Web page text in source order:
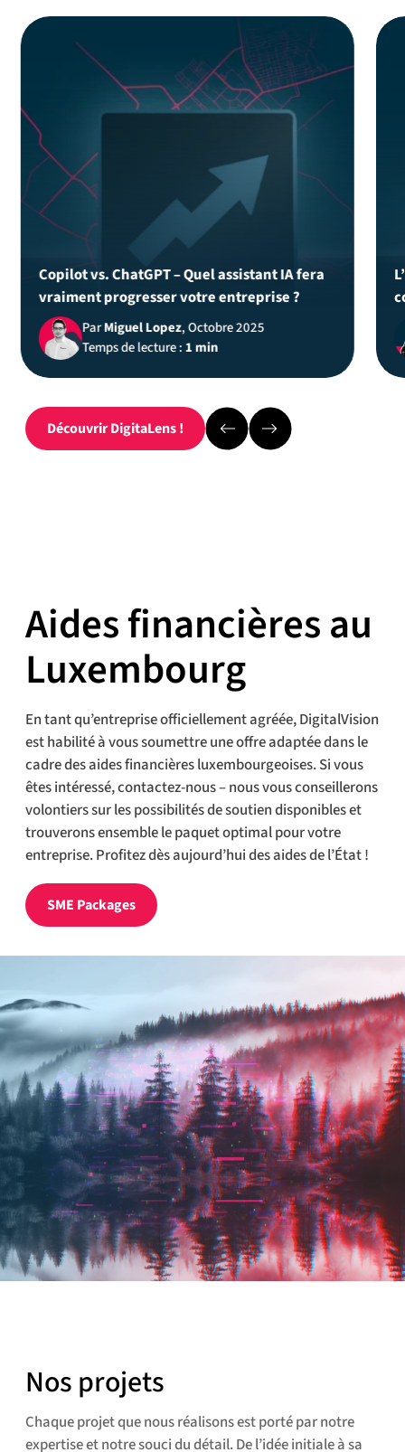
Copilot vs. ChatGPT – Quel assistant IA fera
vraiment progresser votre entreprise ?
ParMiguel Lopez, Octobre 2025
Temps de lecture :1 min
Découvrir DigitaLens !
Aides financières au
Luxembourg
En tant qu’entreprise officiellement agréée, DigitalVision
est habilité à vous soumettre une offre adaptée dans le
cadre des aides financières luxembourgeoises. Si vous
êtes intéressé, contactez-nous – nous vous conseillerons
volontiers sur les possibilités de soutien disponibles et
trouverons ensemble le paquet optimal pour votre
entreprise. Profitez dès aujourd’hui des aides de l’État !
SME Packages
Nos projets
Chaque projet que nous réalisons est porté par notre
expertise et notre souci du détail. De l’idée initiale à sa